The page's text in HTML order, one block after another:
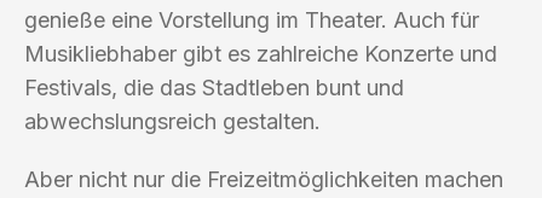
genieße eine Vorstellung im Theater. Auch für
Musikliebhaber gibt es zahlreiche Konzerte und
Festivals, die das Stadtleben bunt und
abwechslungsreich gestalten.
Aber nicht nur die Freizeitmöglichkeiten machen